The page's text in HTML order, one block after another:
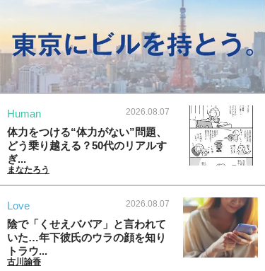
Human 2026.08.07
体力をつける“体力がない”問題、
どう乗り越える？50代のリアルす
ぎ...
まなたろう
Love 2026.08.07
陰で「くせえババア」と言われて
いた…年下彼氏のウラの顔を知り
トラウ...
古川諭香